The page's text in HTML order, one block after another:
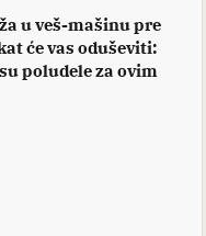
u veš-mašinu pre
će vas oduševiti:
poludele za ovim